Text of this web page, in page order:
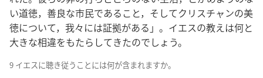
い道徳，善良な市民であること，そしてクリスチャンの美
徳について，我々には証拠がある」。イエスの教えは何と
大きな相違をもたらしてきたのでしょう。
9 イエスに聴き従うことには何が含まれますか。